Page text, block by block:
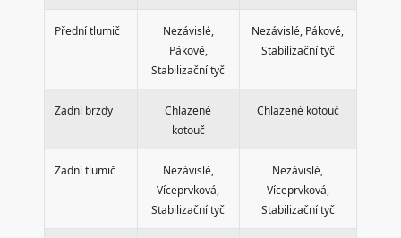
Přední tlumič
Nezávislé,
Pákové,
Stabilizační tyč
Nezávislé, Pákové,
Stabilizační tyč
Zadní brzdy
Chlazené
kotouč
Chlazené kotouč
Zadní tlumič
Nezávislé,
Víceprvková,
Stabilizační tyč
Nezávislé,
Víceprvková,
Stabilizační tyč